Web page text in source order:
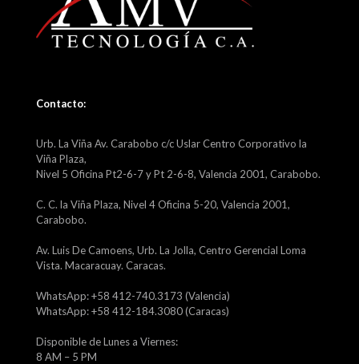
Contacto:
Urb. La Viña Av. Carabobo c/c Uslar Centro Corporativo la
Viña Plaza,
Nivel 5 Oficina Pt2-6-7 y Pt 2-6-8, Valencia 2001, Carabobo.
C. C. la Viña Plaza, Nivel 4 Oficina 5-20, Valencia 2001,
Carabobo.
Av. Luis De Camoens, Urb. La Jolla, Centro Gerencial Loma
Vista. Macaracuay. Caracas.
WhatsApp: +58 412-740.3173 (Valencia)
WhatsApp: +58 412-184.3080 (Caracas)
Disponible de Lunes a Viernes:
8 AM – 5 PM